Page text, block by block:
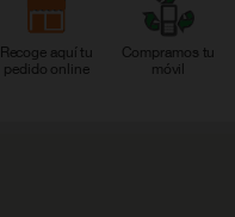
Recoge aquí tu
pedido online
Compramos tu
móvil